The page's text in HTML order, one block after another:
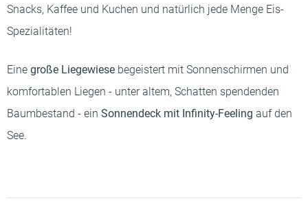
Snacks, Kaffee und Kuchen und natürlich jede Menge Eis-
Spezialitäten!
Eine große Liegewiese begeistert mit Sonnenschirmen und
komfortablen Liegen - unter altem, Schatten spendenden
Baumbestand - ein Sonnendeck mit Infinity-Feeling auf den
See.